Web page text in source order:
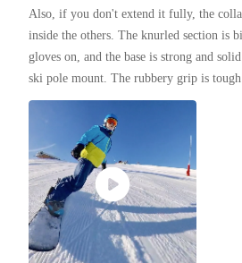
Also, if you don't extend it fully, the
inside the others. The knurled section is
gloves on, and the base is strong and
ski pole mount. The rubbery grip is
will wear off for a long time.